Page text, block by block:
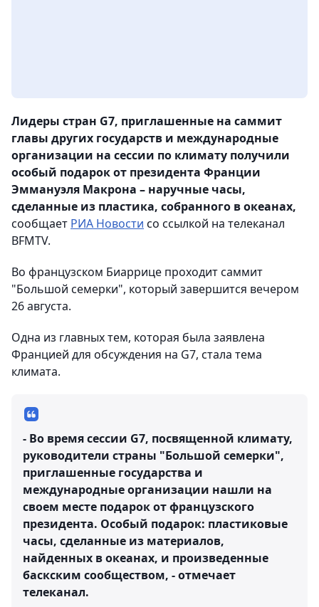
Лидеры стран G7, приглашенные на саммит
главы других государств и международные
организации на сессии по климату получили
особый подарок от президента Франции
Эммануэля Макрона – наручные часы,
сделанные из пластика, собранного в океанах,
сообщает РИА Новости со ссылкой на телеканал
BFMTV.
Во французском Биаррице проходит саммит
"Большой семерки", который завершится вечером
26 августа.
Одна из главных тем, которая была заявлена
Францией для обсуждения на G7, стала тема
климата.
- Во время сессии G7, посвященной климату,
руководители страны "Большой семерки",
приглашенные государства и
международные организации нашли на
своем месте подарок от французского
президента. Особый подарок: пластиковые
часы, сделанные из материалов,
найденных в океанах, и произведенные
баскским сообществом, - отмечает
телеканал.